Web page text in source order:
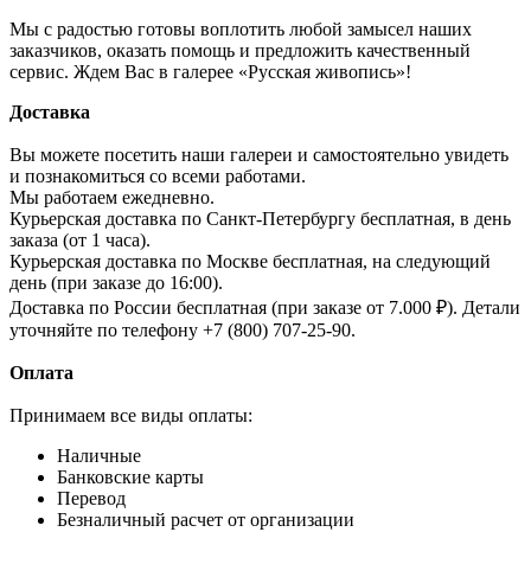
Мы с радостью готовы воплотить любой замысел наших
заказчиков, оказать помощь и предложить качественный
сервис. Ждем Вас в галерее «Русская живопись»!
Доставка
Вы можете посетить наши галереи и самостоятельно увидеть
и познакомиться со всеми работами.
Мы работаем ежедневно.
Курьерская доставка по Санкт-Петербургу бесплатная, в день
заказа (от 1 часа).
Курьерская доставка по Москве бесплатная, на следующий
день (при заказе до 16:00).
Доставка по России бесплатная (при заказе от 7.000 ₽). Детали
уточняйте по телефону +7 (800) 707-25-90.
Оплата
Принимаем все виды оплаты:
Наличные
Банковские карты
Перевод
Безналичный расчет от организации